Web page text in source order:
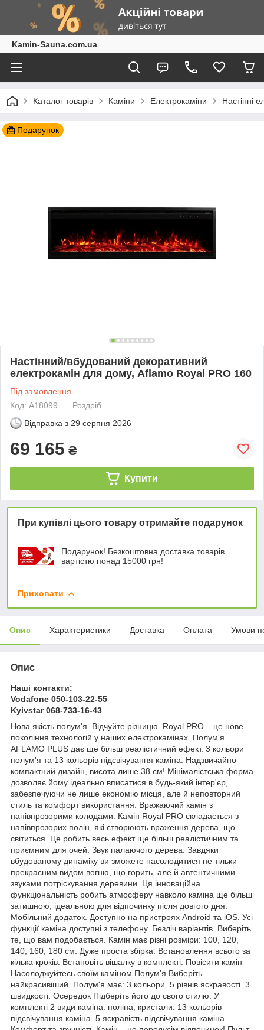
Kamin-Sauna.com.ua
Каталог товарів Каміни Електрокаміни Настінні
Подарунок
Настінний/вбудований декоративний
електрокамін для дому, Aflamo Royal PRO 160
Під замовлення
Код: А18099
Роздріб
Відправка з 29 серпня 2026
69 165 ₴
Купити
При купівлі цього товару отримайте подарунок
Подарунок! Безкоштовна доставка товарів
вартістю понад 15000 грн!
Приховати
Опис Характеристики Доставка Оплата Умови
Опис
Наші контакти:
Vodafone 050-103-22-55
Kyivstar 068-733-16-43
Нова якість полум'я. Відчуйте різницю. Royal PRO – це нове
покоління технологій у наших електрокамінах. Полум'я
AFLAMO PLUS дає ще більш реалістичний ефект. 3 кольори
полум'я та 13 кольорів підсвічування каміна. Надзвичайно
компактний дизайн, висота лише 38 см! Мінімалістська форма
дозволяє йому ідеально вписатися в будь-який інтер'єр,
забезпечуючи не лише економію місця, але й неповторний
стиль та комфорт використання. Вражаючий камін з
напівпрозорими колодами. Камін Royal PRO складається з
напівпрозорих полін, які створюють враження дерева, що
світиться. Це робить весь ефект ще більш реалістичним та
приємним для очей. Звук палаючого дерева. Завдяки
вбудованому динаміку ви зможете насолодитися не тільки
прекрасним видом вогню, що горить, але й автентичними
звуками потріскування деревини. Ця інноваційна
функціональність робить атмосферу навколо каміна ще більш
затишною, ідеальною для відпочинку після довгого дня.
Мобільний додаток. Доступно на пристроях Android та iOS. Усі
функції каміна доступні з телефону. Безліч варіантів. Виберіть
те, що вам подобається. Камін має різні розміри: 100, 120,
140, 160, 180 см. Дуже проста збірка. Встановлення всього за
кілька кроків: Встановіть вішалку в комплекті. Повісити камін
Насолоджуйтесь своїм каміном Полум'я Виберіть
найкрасивіший. Полум'я має: 3 кольори. 5 рівнів яскравості. 3
швидкості. Осередок Підберіть його до свого стилю. У
комплекті 2 види каміна: поліна, кристали. 13 кольорів
підсвічування каміна. 5 яскравість підсвічування каміна.